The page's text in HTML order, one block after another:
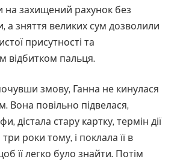
на захищений рахунок без
а зняття великих сум дозволили
присутності та
відбитком пальця.
змову, Ганна не кинулася
Вона повільно підвелася,
дістала стару картку, термін дії
три роки тому, і поклала її в
її легко було знайти. Потім